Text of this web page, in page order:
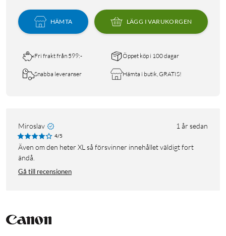
HÄMTA LÄGG I VARUKORGEN
Fri frakt från 599:- Öppet köp i 100 dagar
Snabba leveranser Hämta i butik, GRATIS!
Miroslav 1 år sedan
4/5
Även om den heter XL så försvinner innehållet väldigt fort
ändå.
Gå till recensionen